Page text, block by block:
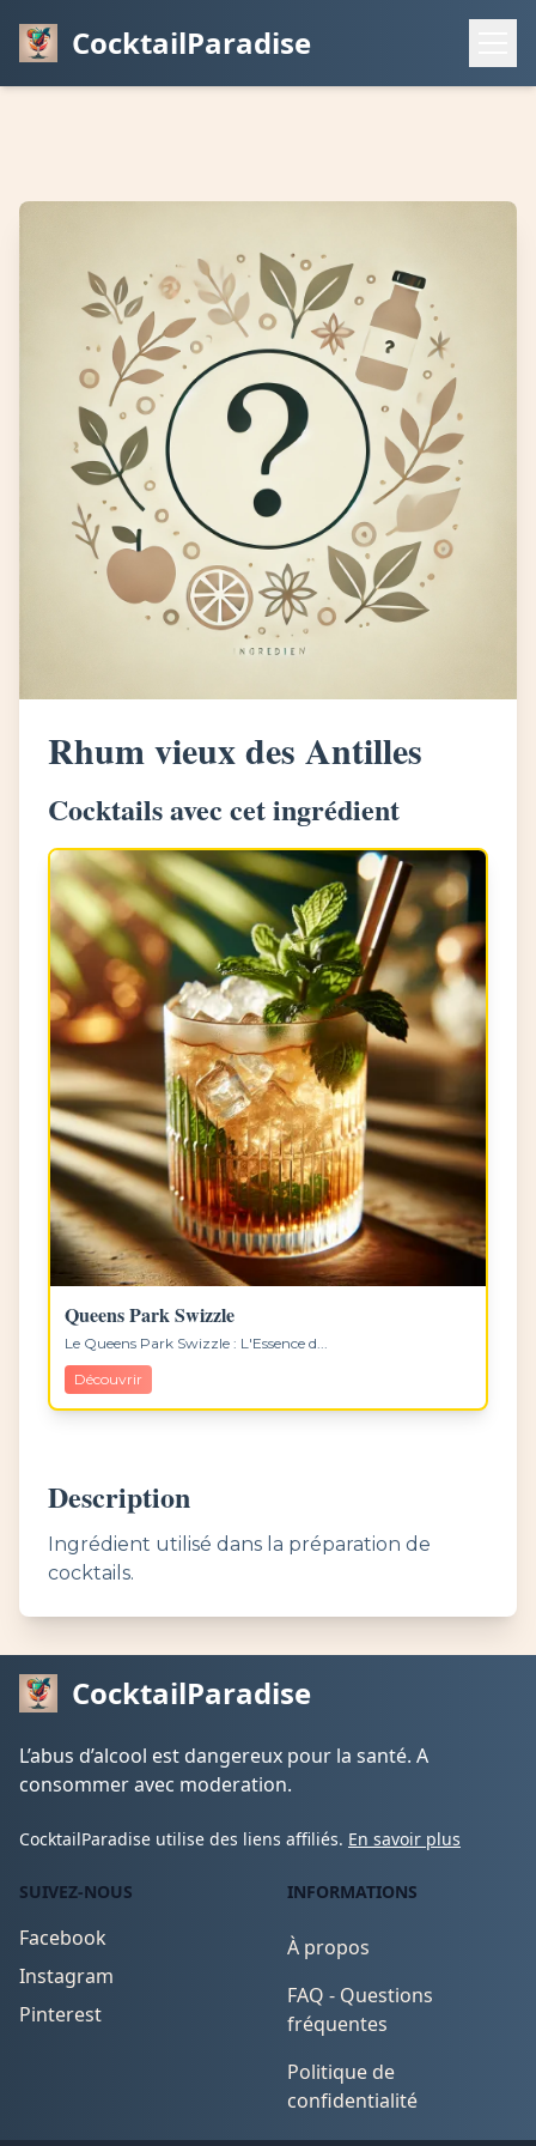
CocktailParadise
Rhum vieux des Antilles
Cocktails avec cet ingrédient
Queens Park Swizzle
Le Queens Park Swizzle : L'Essence d...
Découvrir
Description
Ingrédient utilisé dans la préparation de
cocktails.
CocktailParadise
L’abus d’alcool est dangereux pour la santé. A
consommer avec moderation.
CocktailParadise utilise des liens affiliés. En savoir plus
SUIVEZ-NOUS
Facebook
Instagram
Pinterest
INFORMATIONS
À propos
FAQ - Questions
fréquentes
Politique de
confidentialité